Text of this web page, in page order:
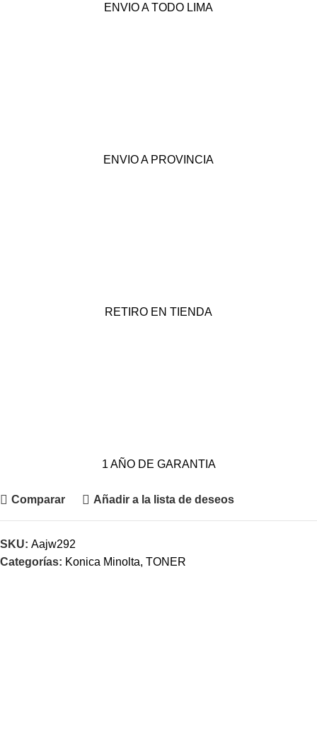
ENVIO A TODO LIMA
ENVIO A PROVINCIA
RETIRO EN TIENDA
1 AÑO DE GARANTIA
Comparar Añadir a la lista de deseos
SKU: Aajw292
Categorías: Konica Minolta, TONER